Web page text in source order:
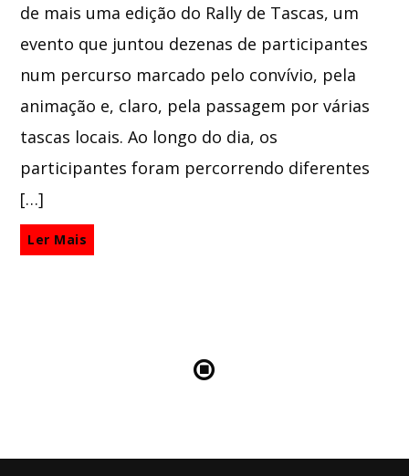
de mais uma edição do Rally de Tascas, um
evento que juntou dezenas de participantes
num percurso marcado pelo convívio, pela
animação e, claro, pela passagem por várias
tascas locais. Ao longo do dia, os
participantes foram percorrendo diferentes
[…]
Ler Mais